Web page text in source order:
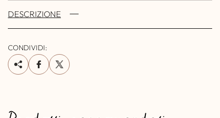
DESCRIZIONE
CONDIVIDI: